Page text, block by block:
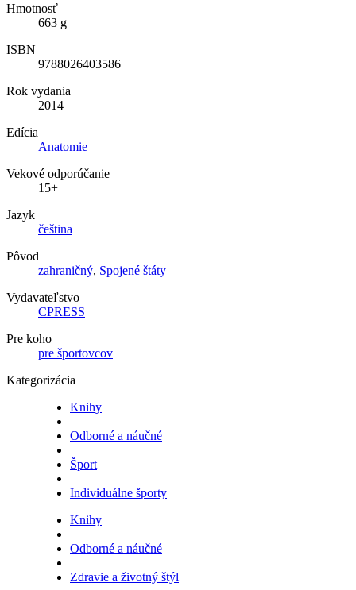
Hmotnosť
663 g
ISBN
9788026403586
Rok vydania
2014
Edícia
Anatomie
Vekové odporúčanie
15+
Jazyk
čeština
Pôvod
zahraničný, Spojené štáty
Vydavateľstvo
CPRESS
Pre koho
pre športovcov
Kategorizácia
Knihy
Odborné a náučné
Šport
Individuálne športy
Knihy
Odborné a náučné
Zdravie a životný štýl